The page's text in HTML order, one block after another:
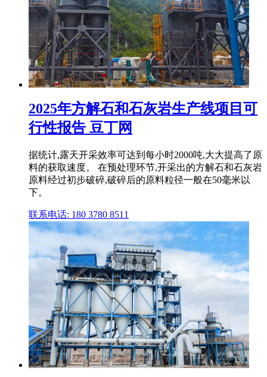
2025年方解石和石灰岩生产线项目可
行性报告 豆丁网
据统计,露天开采效率可达到每小时2000吨,大大提高了原
料的获取速度。 在预处理环节,开采出的方解石和石灰岩
原料经过初步破碎,破碎后的原料粒径一般在50毫米以
下。
联系电话: 180 3780 8511